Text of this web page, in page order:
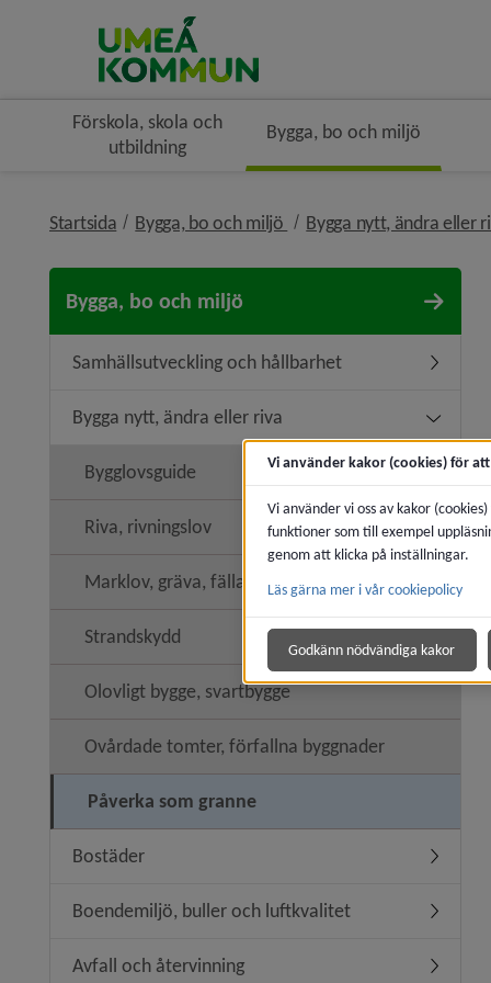
Förskola, skola och
utbildning
Bygga, bo och miljö
Startsida Bygga, bo och miljö nivå i
Bygga nytt, ändra eller
Bygga, bo och miljö
Samhällsutveckling och hållbarhet
Bygga nytt, ändra eller riva
Bygglovsguide
Riva, rivningslov
Marklov, gräva, fälla träd
Strandskydd
Olovligt bygge, svartbygge
Ovårdade tomter, förfallna byggnader
Påverka som granne
Bostäder
Boendemiljö, buller och luftkvalitet
Avfall och återvinning
Vi använder kakor (cookies) för
Vi använder vi oss av kakor
funktioner som till exempel
genom att klicka på inställningar.
Läs gärna mer i vår cookiepolicy
Godkänn nödvändiga kakor